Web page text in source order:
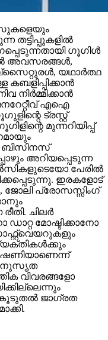
തട്ടിപ്പുകളില്‍
ഗൂഗിള്‍
അവസരങ്ങള്‍,
യഥാര്‍ത്ഥ
നിര്‍മ്മിക്കാന്‍
എഐ
ട്രസ്റ്റ്
മുന്നറിയിപ്പ്
ബിസിനസ്
അറിയപ്പെടുന്ന
പേരില്‍
ഇരകളോട്
ജോലി പ്രോസസ്സിംഗ്
ചിലര്‍
മോഷ്ടിക്കാനോ
വിവരങ്ങളോ
ജാഗ്രത